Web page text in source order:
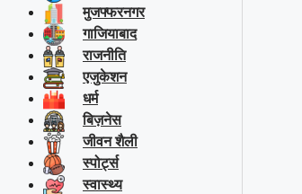
मुजफ्फरनगर
गाजियाबाद
राजनीति
एजुकेशन
धर्म
बिज़नेस
जीवन शैली
स्पोर्ट्स
स्वास्थ्य